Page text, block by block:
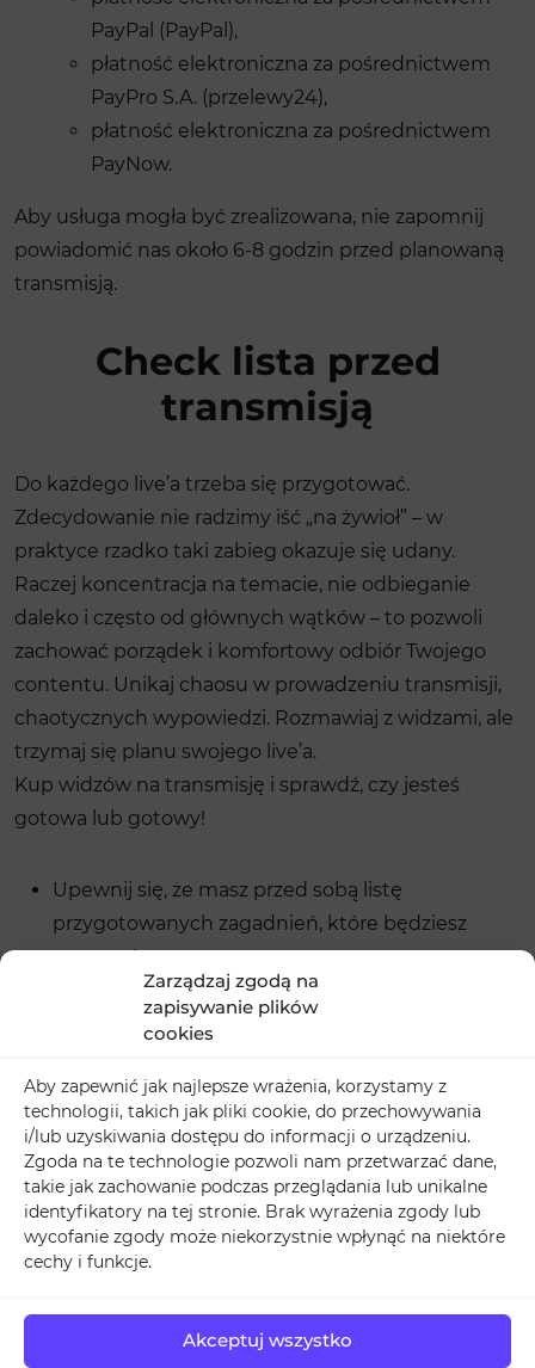
Zarządzaj zgodą na
zapisywanie plików
cookies
Aby zapewnić jak najlepsze wrażenia, korzystamy z
technologii, takich jak pliki cookie, do przechowywania
i/lub uzyskiwania dostępu do informacji o urządzeniu.
Zgoda na te technologie pozwoli nam przetwarzać dane,
takie jak zachowanie podczas przeglądania lub unikalne
identyfikatory na tej stronie. Brak wyrażenia zgody lub
wycofanie zgody może niekorzystnie wpłynąć na niektóre
cechy i funkcje.
Akceptuj wszystko
PayPal (PayPal),
płatność elektroniczna za pośrednictwem
PayPro S.A. (przelewy24),
płatność elektroniczna za pośrednictwem
PayNow.
Aby usługa mogła być zrealizowana, nie zapomnij
powiadomić nas około 6-8 godzin przed planowaną
transmisją.
Check lista przed
transmisją
Do każdego live’a trzeba się przygotować.
Zdecydowanie nie radzimy iść „na żywioł” – w
praktyce rzadko taki zabieg okazuje się udany.
Raczej koncentracja na temacie, nie odbieganie
daleko i często od głównych wątków – to pozwoli
zachować porządek i komfortowy odbiór Twojego
contentu. Unikaj chaosu w prowadzeniu transmisji,
chaotycznych wypowiedzi. Rozmawiaj z widzami, ale
trzymaj się planu swojego live’a.
Kup widzów na transmisję i sprawdź, czy jesteś
gotowa lub gotowy!
Upewnij się, że masz przed sobą listę
przygotowanych zagadnień, które będziesz
poruszać.
Ostatni raz rzuć okiem na wszystkie elementy
techniczne – czy jest prawidłowe oświetlenie, czy
Skontroluj, czy otoczenie jest odpowiednio
przygotowane do transmisji – co jest w tle, czy
żadne osoby niepożądane nie przeszkodzą Ci
nagle w Twoim przekazie.
Jeżeli występujesz przed kamerą, sprawdź, czy
wszystko jest w porządku z Twoją fryzurą,
Widzowie Live na